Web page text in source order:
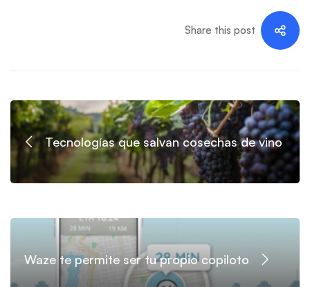
Share this post
Tecnologías que salvan cosechas de vino
Waze te permite ser tu propio copiloto